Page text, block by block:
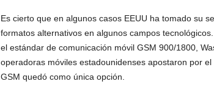
Es cierto que en algunos casos EEUU ha tomado su
formatos alternativos en algunos campos
el estándar de comunicación móvil GSM 900/1800,
operadoras móviles estadounidenses apostaron por
GSM quedó como única opción.